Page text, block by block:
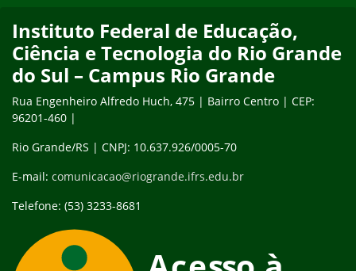
Instituto Federal de Educação,
Ciência e Tecnologia do Rio Grande
do Sul – Campus Rio Grande
Rua Engenheiro Alfredo Huch, 475 | Bairro Centro | CEP:
96201-460 |
Rio Grande/RS | CNPJ: 10.637.926/0005-70
E-mail: comunicacao@riogrande.ifrs.edu.br
Telefone: (53) 3233-8681